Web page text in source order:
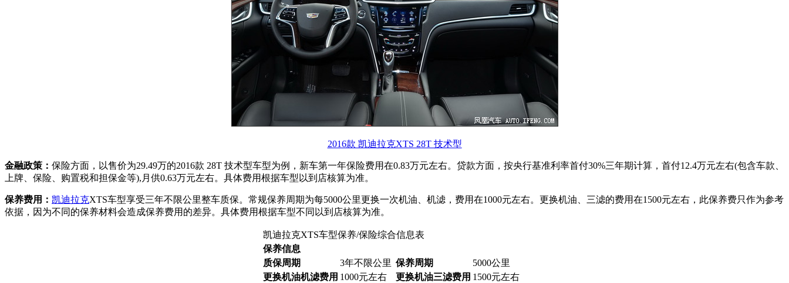
2016款 凯迪拉克XTS 28T 技术型
金融政策： 保险方面，以售价为29.49万的2016款 28T 技术型车型为例，新车第一年保险费用在0.83万元左右。贷款方面，按央行基准利率首付30%三年期计算，首付12.4万元左右(包含车款、
上牌、保险、购置税和担保金等),月供0.63万元左右。具体费用根据车型以到店核算为准。
保养费用： 凯迪拉克XTS车型享受三年不限公里整车质保。常规保养周期为每5000公里更换一次机油、机滤，费用在1000元左右。更换机油、三滤的费用在1500元左右，此保养费只作为参考
依据，因为不同的保养材料会造成保养费用的差异。具体费用根据车型不同以到店核算为准。
凯迪拉克XTS车型保养/保险综合信息表
保养信息
质保周期
3年不限公里 保养周期
5000公里
更换机油机滤费用 1000元左右 更换机油三滤费用 1500元左右